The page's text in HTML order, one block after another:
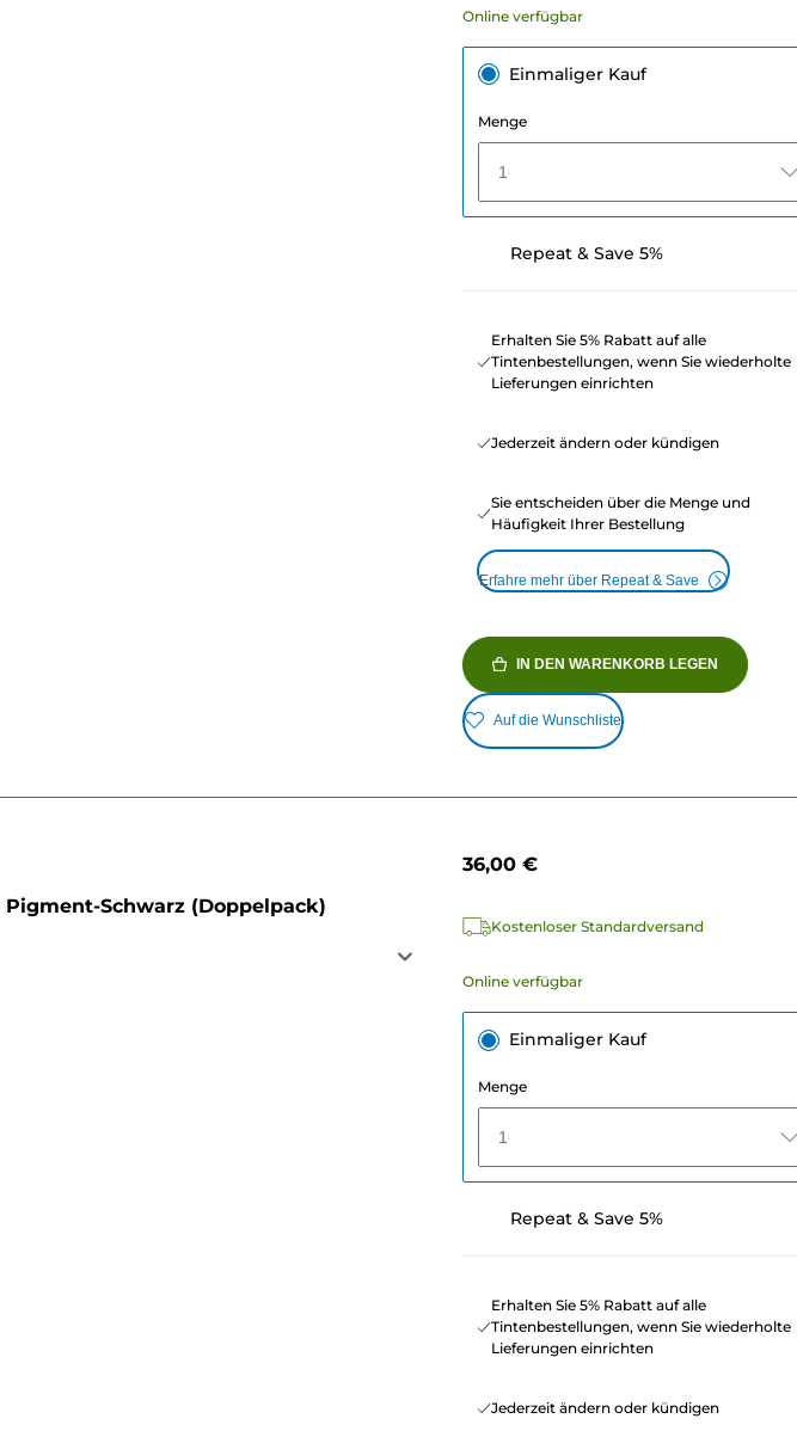
Online verfügbar
Einmaliger Kauf
Menge
1
Repeat & Save 5%
Erhalten Sie 5% Rabatt auf alle
Tintenbestellungen, wenn Sie wiederholte
Lieferungen einrichten
Jederzeit ändern oder kündigen
Sie entscheiden über die Menge und
Häufigkeit Ihrer Bestellung
Erfahre mehr über Repeat & Save
IN DEN WARENKORB LEGEN
Auf die Wunschliste
Pigment-Schwarz (Doppelpack)
36,00 €
Kostenloser Standardversand
Online verfügbar
Einmaliger Kauf
Menge
1
Repeat & Save 5%
Erhalten Sie 5% Rabatt auf alle
Tintenbestellungen, wenn Sie wiederholte
Lieferungen einrichten
Jederzeit ändern oder kündigen